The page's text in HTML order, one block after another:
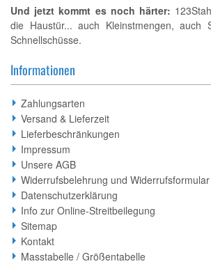
Und jetzt kommt es noch härter:
die Haustür... auch Kleinstmengen, auch
Schnellschüsse.
Informationen
Zahlungsarten
Versand & Lieferzeit
Lieferbeschränkungen
Impressum
Unsere AGB
Widerrufsbelehrung und Widerrufsformular
Datenschutzerklärung
Info zur Online-Streitbeilegung
Sitemap
Kontakt
Masstabelle / Größentabelle